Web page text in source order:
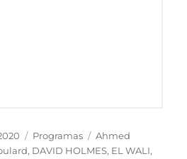
Categories
Programas Tags
Ahmed
, DAVID HOLMES, EL WALI,